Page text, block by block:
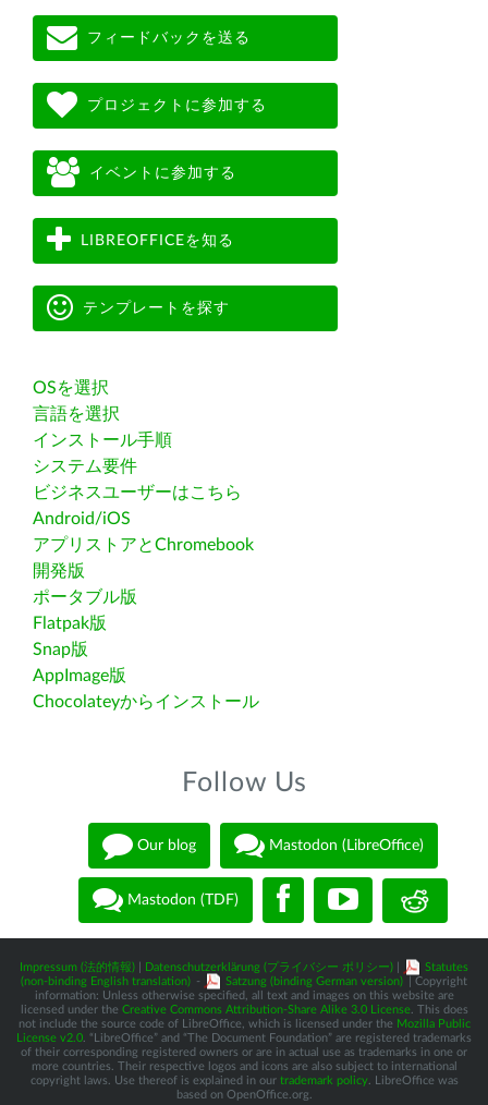
フィードバックを送る
プロジェクトに参加する
イベントに参加する
LIBREOFFICEを知る
テンプレートを探す
OSを選択
言語を選択
インストール手順
システム要件
ビジネスユーザーはこちら
Android/iOS
アプリストアとChromebook
開発版
ポータブル版
Flatpak版
Snap版
AppImage版
Chocolateyからインストール
Follow Us
Our blog Mastodon (LibreOffice)
Mastodon (TDF)
Impressum (法的情報) Datenschutzerklärung (プライバシー ポリシー)
Statutes
(non-binding English translation) - Satzung (binding German version)
| Copyright
information: Unless otherwise specified, all text and images on this website are
licensed under the Creative Commons Attribution-Share Alike 3.0 License. This does
not include the source code of LibreOffice, which is licensed under the Mozilla Public
License v2.0 . “LibreOffice” and “The Document Foundation” are registered trademarks
of their corresponding registered owners or are in actual use as trademarks in one or
more countries. Their respective logos and icons are also subject to international
copyright laws. Use thereof is explained in our trademark policy. LibreOffice was
based on OpenOffice.org.